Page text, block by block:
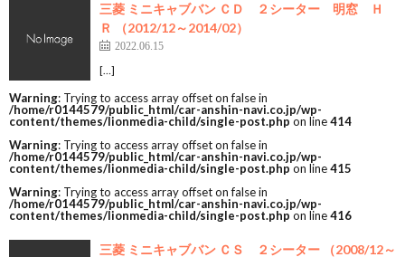
三菱 ミニキャブバン ＣＤ ２シーター 明窓 Ｈ
Ｒ （2012/12～2014/02）
2022.06.15
[…]
Warning: Trying to access array offset on false in
/home/r0144579/public_html/car-anshin-navi.co.jp/wp-
content/themes/lionmedia-child/single-post.php on line414
Warning: Trying to access array offset on false in
/home/r0144579/public_html/car-anshin-navi.co.jp/wp-
content/themes/lionmedia-child/single-post.php on line415
Warning: Trying to access array offset on false in
/home/r0144579/public_html/car-anshin-navi.co.jp/wp-
content/themes/lionmedia-child/single-post.php on line416
三菱 ミニキャブバン ＣＳ ２シーター （2008/12～